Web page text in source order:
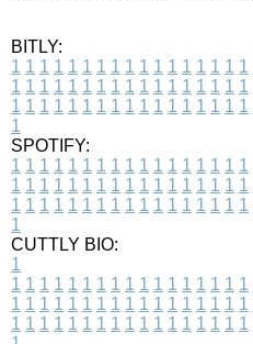
BITLY:
1 1 1 1 1 1 1 1 1 1 1 1 1 1 1 1 1
1 1 1 1 1 1 1 1 1 1 1 1 1 1 1 1 1
1 1 1 1 1 1 1 1 1 1 1 1 1 1 1 1 1
1
SPOTIFY:
1 1 1 1 1 1 1 1 1 1 1 1 1 1 1 1 1
1 1 1 1 1 1 1 1 1 1 1 1 1 1 1 1 1
1 1 1 1 1 1 1 1 1 1 1 1 1 1 1 1 1
1
CUTTLY BIO:
1
1 1 1 1 1 1 1 1 1 1 1 1 1 1 1 1 1
1 1 1 1 1 1 1 1 1 1 1 1 1 1 1 1 1
1 1 1 1 1 1 1 1 1 1 1 1 1 1 1 1 1